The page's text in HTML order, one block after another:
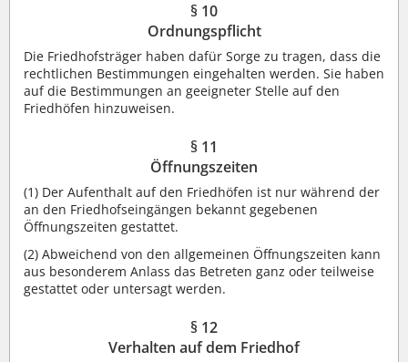
§ 10
Ordnungspflicht
Die Friedhofsträger haben dafür Sorge zu tragen, dass die
rechtlichen Bestimmungen eingehalten werden. Sie haben
auf die Bestimmungen an geeigneter Stelle auf den
Friedhöfen hinzuweisen.
§ 11
Öffnungszeiten
(1) Der Aufenthalt auf den Friedhöfen ist nur während der
an den Friedhofseingängen bekannt gegebenen
Öffnungszeiten gestattet.
(2) Abweichend von den allgemeinen Öffnungszeiten kann
aus besonderem Anlass das Betreten ganz oder teilweise
gestattet oder untersagt werden.
§ 12
Verhalten auf dem Friedhof